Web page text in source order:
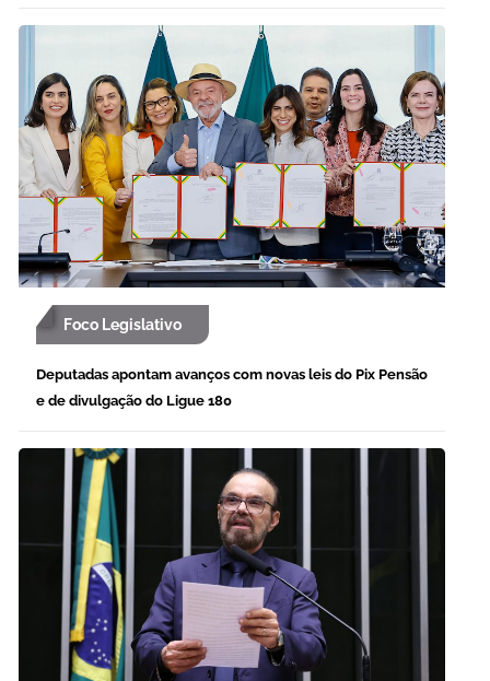
Foco Legislativo
Deputadas apontam avanços com novas leis do Pix Pensão
e de divulgação do Ligue 180